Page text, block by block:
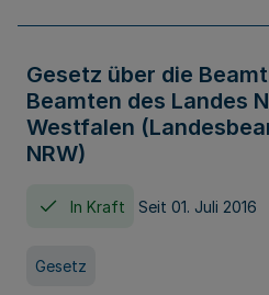
Gesetz über die
Beamten des Landes
Westfalen
NRW)
In Kraft Seit 01. Juli 2016
Gesetz